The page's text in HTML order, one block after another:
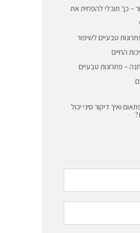
– כך תוכלי להפחית את
טבעיים לשיפור
החיים
– פתרונות טבעיים
ואיך דיקור סיני יכול